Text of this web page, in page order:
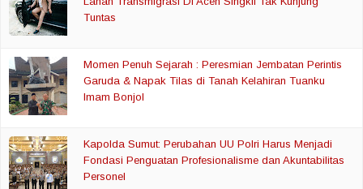
Tuntas
Momen Penuh Sejarah : Peresmian Jembatan Perintis
Garuda & Napak Tilas di Tanah Kelahiran Tuanku
Imam Bonjol
Kapolda Sumut: Perubahan UU Polri Harus Menjadi
Fondasi Penguatan Profesionalisme dan Akuntabilitas
Personel